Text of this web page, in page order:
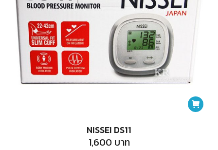
NISSEI DS11
1,600บาท